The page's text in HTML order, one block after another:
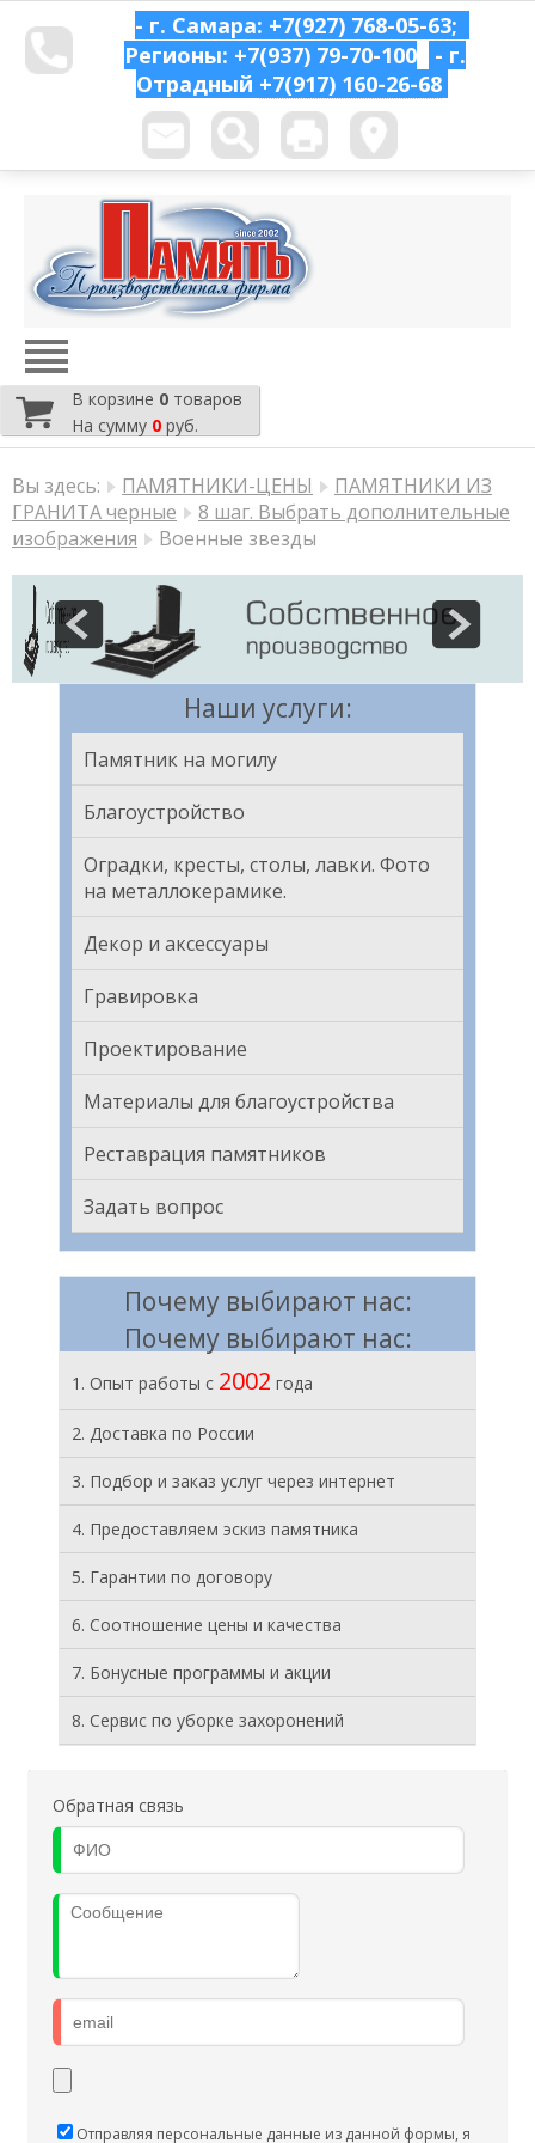
- г. Самара: +7(927) 768-05-63;
Регионы: +7(937) 79-70-100
- г.
Отрадный +7(917) 160-26-68
В корзине 0 товаров
На сумму 0 руб.
Вы здесь: ПАМЯТНИКИ-ЦЕНЫ
ПАМЯТНИКИ ИЗ
ГРАНИТА черные
8 шаг. Выбрать дополнительные
изображения
Военные звезды
Наши услуги:
Памятник на могилу
Благоустройство
Оградки, кресты, столы, лавки. Фото
на металлокерамике.
Декор и аксессуары
Гравировка
Проектирование
Материалы для благоустройства
Реставрация памятников
Задать вопрос
Почему выбирают нас:
Почему выбирают нас:
1. Опыт работы с 2002 года
2. Доставка по России
3. Подбор и заказ услуг через интернет
4. Предоставляем эскиз памятника
5. Гарантии по договору
6. Соотношение цены и качества
7. Бонусные программы и акции
8. Cервис по уборке захоронений
Обратная связь
Отправляя персональные данные из данной формы, я